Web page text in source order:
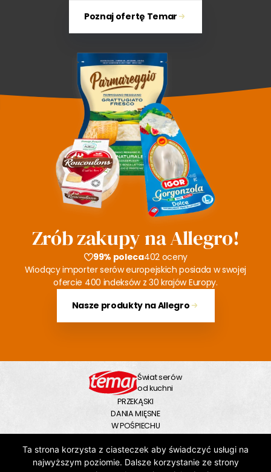
Poznaj ofertę Temar
Zrób zakupy na Allegro!
99% poleca402 oceny
Wiodący importer serów europejskich posiada w swojej
ofercie 400 indeksów z 30 krajów Europy.
Nasze produkty na Allegro
Świat serów
od kuchni
PRZEKĄSKI
DANIA MIĘSNE
W POŚPIECHU
NA DUŻY GŁÓD
ZUPY
Ta strona korzysta z ciasteczek aby świadczyć usługi na
najwyższym poziomie. Dalsze korzystanie ze strony